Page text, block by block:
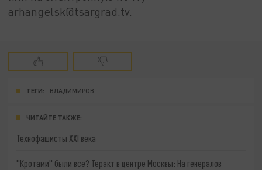
arhangelsk@tsargrad.tv.
ТЕГИ: ВЛАДИМИРОВ
ЧИТАЙТЕ ТАКЖЕ:
Технофашисты XXI века
"Кротами" были все? Теракт в центре Москвы: На генералов